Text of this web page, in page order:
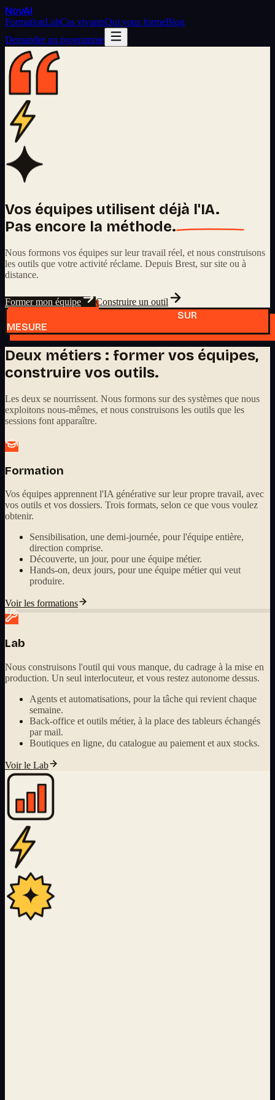
NovAI
FormationLabCas vivantsQui vous formeBlog
Demander un programme
Vos équipes utilisent déjà l'IA.
Pas encore la méthode.
Nous formons vos équipes sur leur travail réel, et nous construisons
les outils que votre activité réclame. Depuis Brest, sur site ou à
distance.
Former mon équipe Construire un outil
SUR
MESURE
Deux métiers : former vos équipes,
construire vos outils.
Les deux se nourrissent. Nous formons sur des systèmes que nous
exploitons nous-mêmes, et nous construisons les outils que les
sessions font apparaître.
Formation
Vos équipes apprennent l'IA générative sur leur propre travail, avec
vos outils et vos dossiers. Trois formats, selon ce que vous voulez
obtenir.
Sensibilisation, une demi-journée, pour l'équipe entière,
direction comprise.
Découverte, un jour, pour une équipe métier.
Hands-on, deux jours, pour une équipe métier qui veut
produire.
Voir les formations
Lab
Nous construisons l'outil qui vous manque, du cadrage à la mise en
production. Un seul interlocuteur, et vous restez autonome dessus.
Agents et automatisations, pour la tâche qui revient chaque
semaine.
Back-office et outils métier, à la place des tableurs échangés
par mail.
Boutiques en ligne, du catalogue au paiement et aux stocks.
Voir le Lab